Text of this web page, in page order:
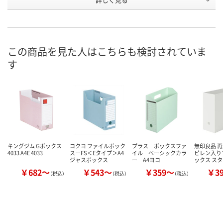
9332370 AK04679
カゴへ カゴへ カ
この商品を見た人はこちらも検討されていま
す
キングジム Gボックス
4033 A4E 4033
￥682～（税込）
コクヨ ファイルボック
スーFS＜Eタイプ＞A4
ジャスボックス
￥543～（税込）
プラス ボックスファ
イル ベーシックカラ
ー A4ヨコ
￥359～（税込）
無印良品
ピレン入
ックス ス
￥